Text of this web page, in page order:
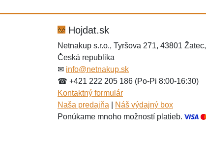
Hojdat.sk
Netnakup s.r.o., Tyršova 271, 43801 Žatec,
Česká republika
✉ info@netnakup.sk
☎ +421 222 205 186 (Po-Pi 8:00-16:30)
Kontaktný formulár
Naša predajňa
Náš výdajný box
Ponúkame mnoho možností platieb.